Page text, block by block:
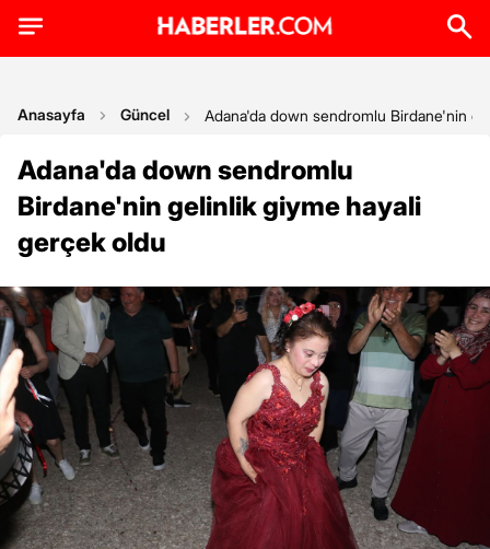
Anasayfa Güncel Adana'da down sendromlu Birdane'nin
Adana'da down sendromlu
Birdane'nin gelinlik giyme hayali
gerçek oldu